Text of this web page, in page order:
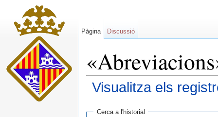
Visualitza els
Cerca a l'historial
Pàgina Discussió